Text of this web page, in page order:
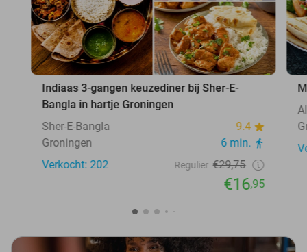
Indiaas 3-gangen keuzediner bij Sher-E-
Bangla in hartje Groningen
Sher-E-Bangla
9.4
Groningen
6 min.
Verkocht: 202
Regulier €29,75
€16,95